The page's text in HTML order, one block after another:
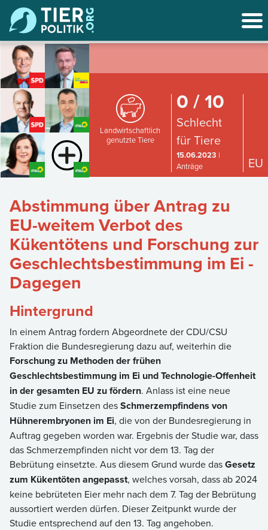
Landwirtschaftlich
genutzte Tiere
0 / 10
Schlecht
für Tiere
15.06.2023 |
Anträge
EU
Abstimmung über Antrag zu
EU-weitem Verbot des
Kükentötens und Forschung zur
Geschlechtsbestimmung im Ei -
Dagegen
Hintergrund
In einem Antrag fordern Abgeordnete der CDU/CSU
Fraktion die Bundesregierung dazu auf, weiterhin die
Forschung zu Methoden der frühen
Geschlechtsbestimmung im Ei und Technologie-Offenheit
in der gesamten EU zu fördern. Anlass ist eine neue
Studie zum Einsetzen desSchmerzempfindens von
Hühnerembryonen im Ei, die von der Bundesregierung in
Auftrag gegeben worden war. Ergebnis der Studie war, dass
das Schmerzempfinden nicht vor dem 13. Tag der
Bebrütung einsetzte. Aus diesem Grund wurde dasGesetz
zum Kükentöten angepasst, welches vorsah, dass ab 2024
keine bebrüteten Eier mehr nach dem 7. Tag der Bebrütung
aussortiert werden dürfen. Dieser Zeitpunkt wurde der
Studie entsprechend auf den 13. Tag angehoben.